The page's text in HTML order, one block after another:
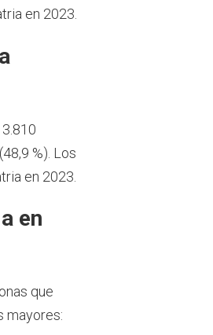
en 2023.
%). Los
en 2023.
en
que
mayores: